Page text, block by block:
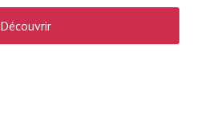
Découvrir